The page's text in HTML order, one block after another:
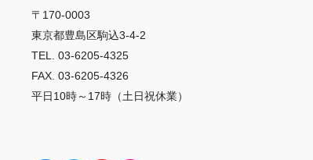
〒170-0003
東京都豊島区駒込3-4-2
TEL. 03-6205-4325
FAX. 03-6205-4326
平日10時～17時（土日祝休業）